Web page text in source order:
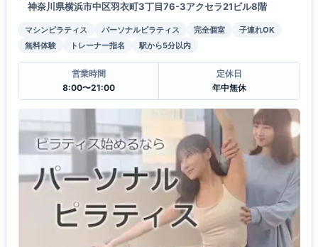
神奈川県横浜市中区羽衣町3丁目76-3アクセラ21ビル8階
マシンピラティス パーソナルピラティス 完全個室
子連れOK
無料体験
トレーナー指名 駅から5分以内
営業時間
8:00〜21:00
定休日
年中無休